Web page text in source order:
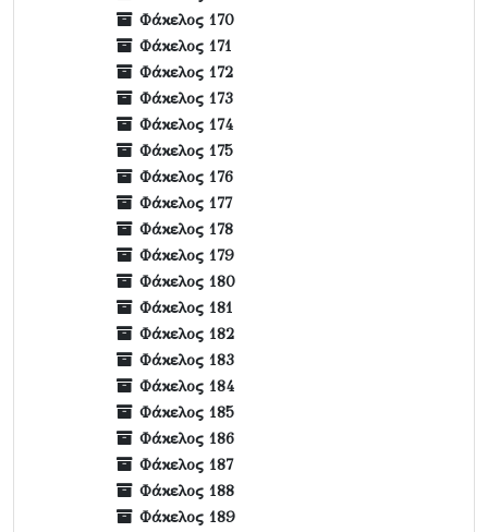
Φάκελος 170
Φάκελος 171
Φάκελος 172
Φάκελος 173
Φάκελος 174
Φάκελος 175
Φάκελος 176
Φάκελος 177
Φάκελος 178
Φάκελος 179
Φάκελος 180
Φάκελος 181
Φάκελος 182
Φάκελος 183
Φάκελος 184
Φάκελος 185
Φάκελος 186
Φάκελος 187
Φάκελος 188
Φάκελος 189